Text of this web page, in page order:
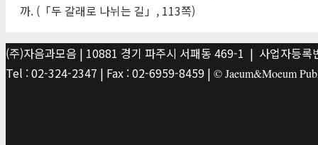
까. (「두 갈래로 나뉘는 길」, 113쪽)
(주)자음과모음 | 10881 경기 파주시 서패동 469-1 | 사업자등
Tel : 02-324-2347 | Fax : 02-6959-8459 | © Jaeum&Moeum